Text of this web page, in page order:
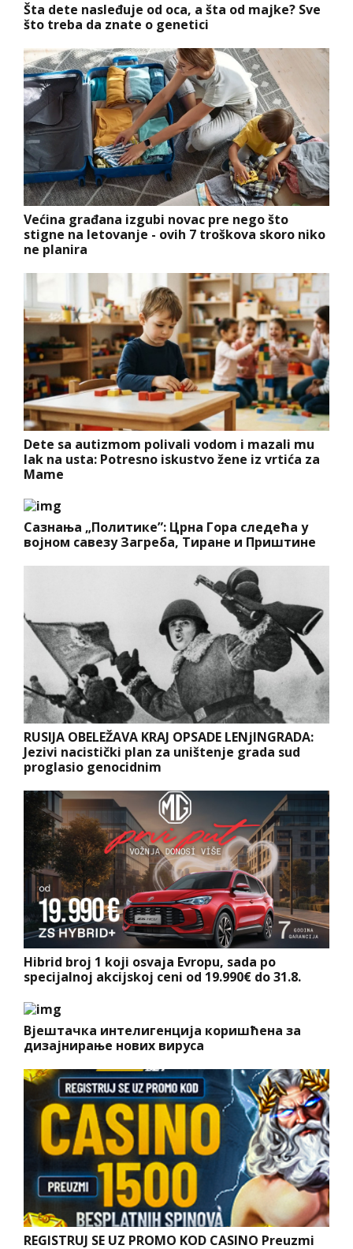
Šta dete nasleđuje od oca, a šta od majke? Sve
što treba da znate o genetici
Većina građana izgubi novac pre nego što
stigne na letovanje - ovih 7 troškova skoro niko
ne planira
Dete sa autizmom polivali vodom i mazali mu
lak na usta: Potresno iskustvo žene iz vrtića za
Mame
Сазнања „Политике”: Црна Гора следећа у
војном савезу Загреба, Тиране и Приштине
RUSIJA OBELEŽAVA KRAJ OPSADE LENjINGRADA:
Jezivi nacistički plan za uništenje grada sud
proglasio genocidnim
Hibrid broj 1 koji osvaja Evropu, sada po
specijalnoj akcijskoj ceni od 19.990€ do 31.8.
Вјештачка интелигенција коришћена за
дизајнирање нових вируса
REGISTRUJ SE UZ PROMO KOD CASINO Preuzmi